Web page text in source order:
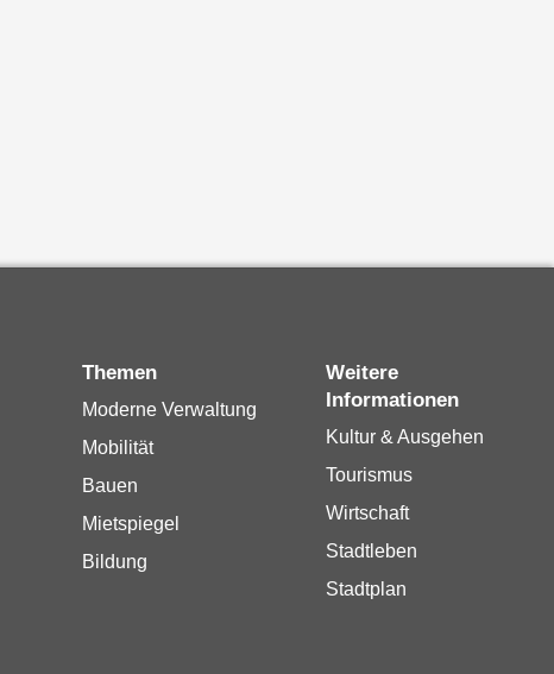
Themen
Moderne Verwaltung
Mobilität
Bauen
Mietspiegel
Bildung
Weitere
Informationen
Kultur & Ausgehen
Tourismus
Wirtschaft
Stadtleben
Stadtplan